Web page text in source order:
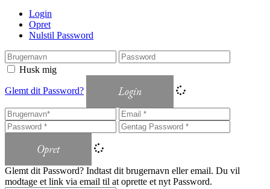
Login
Opret
Nulstil Password
Husk mig
Glemt dit Password? Login
Opret
Glemt dit Password? Indtast dit brugernavn eller email. Du vil
modtage et link via email til at oprette et nyt Password.